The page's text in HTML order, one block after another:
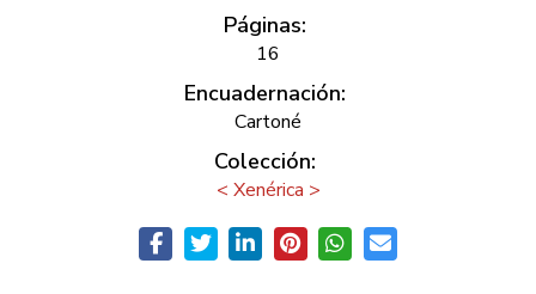
Páginas:
16
Encuadernación:
Cartoné
Colección:
< Xenérica >